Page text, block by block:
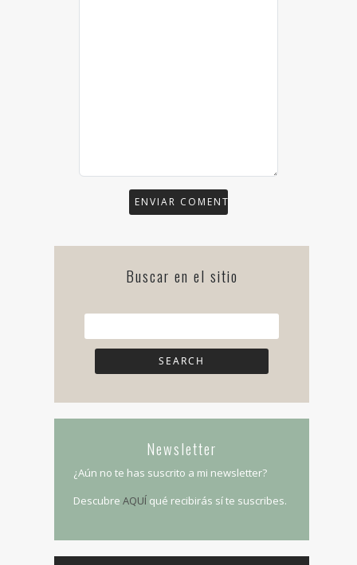
Buscar en el sitio
Newsletter
¿Aún no te has suscrito a mi newsletter?
Descubre AQUÍ qué recibirás sí te suscribes.